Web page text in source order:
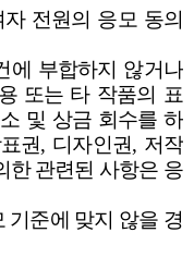
전원의 응모 동의
에 부합하지 않거나
또는 타 작품의 표
및 상금 회수를 하
권, 디자인권, 저작
한 관련된 사항은 응
기준에 맞지 않을 경